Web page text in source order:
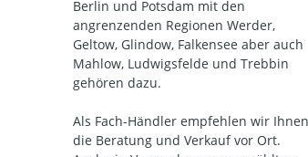
Berlin und Potsdam mit den
angrenzenden Regionen Werder,
Geltow, Glindow, Falkensee aber auch
Mahlow, Ludwigsfelde und Trebbin
gehören dazu.
Als Fach-Händler empfehlen wir Ihnen
die Beratung und Verkauf vor Ort.